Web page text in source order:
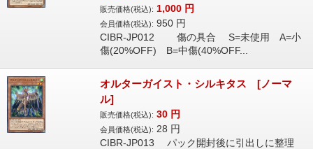
販売価格(税込): 1,000 円
会員価格(税込): 950 円
CIBR-JP012 傷の具合 S=未使用 A=小
傷(20%OFF) B=中傷(40%OFF...
オルターガイスト・シルキタス [ノーマ
ル]
販売価格(税込): 30 円
会員価格(税込): 28 円
CIBR-JP013 パック開封後に引出しに整理